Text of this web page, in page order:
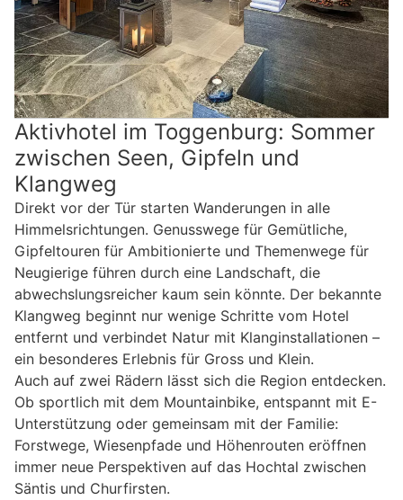
Aktivhotel im Toggenburg: Sommer
zwischen Seen, Gipfeln und
Klangweg
Direkt vor der Tür starten Wanderungen in alle
Himmelsrichtungen. Genusswege für Gemütliche,
Gipfeltouren für Ambitionierte und Themenwege für
Neugierige führen durch eine Landschaft, die
abwechslungsreicher kaum sein könnte. Der bekannte
Klangweg beginnt nur wenige Schritte vom Hotel
entfernt und verbindet Natur mit Klanginstallationen –
ein besonderes Erlebnis für Gross und Klein.
Auch auf zwei Rädern lässt sich die Region entdecken.
Ob sportlich mit dem Mountainbike, entspannt mit E-
Unterstützung oder gemeinsam mit der Familie:
Forstwege, Wiesenpfade und Höhenrouten eröffnen
immer neue Perspektiven auf das Hochtal zwischen
Säntis und Churfirsten.